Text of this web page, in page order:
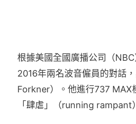
根據美國全國廣播公司（
2016年兩名波音僱員的對話
Forkner）。他進行737 MAX
「肆虐」（running rampant